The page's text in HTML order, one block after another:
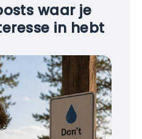
waar je
in hebt